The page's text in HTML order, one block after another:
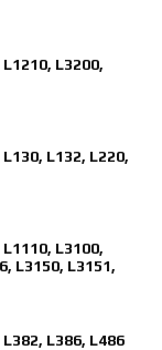
L3200,
L132, L220,
L3100,
L3150, L3151,
L386, L486